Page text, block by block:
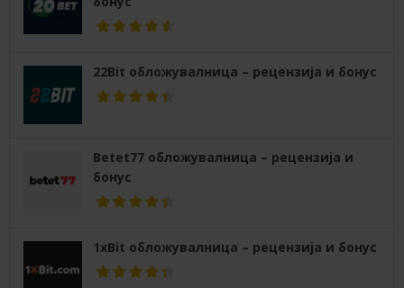
22Bit обложувалница – рецензија и бонус
Betet77 обложувалница – рецензија и
бонус
1xBit обложувалница – рецензија и бонус